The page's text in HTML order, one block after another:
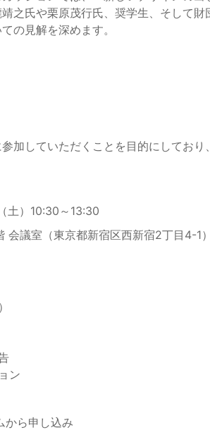
之氏や栗原茂行氏、奨学生、そして
の見解を深めます。
加していただくことを目的にしてお
土）10:30～13:30
会議室（東京都新宿区西新宿2丁目4-1）
ン
から申し込み